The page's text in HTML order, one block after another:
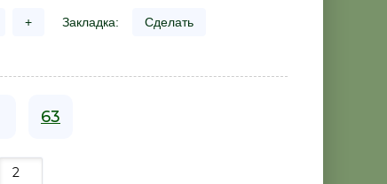
+ Закладка: Сделать
63